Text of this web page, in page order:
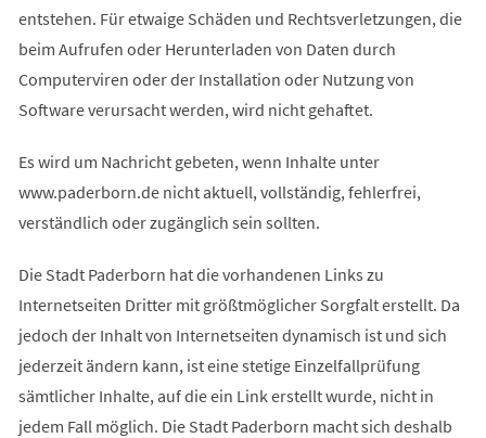
entstehen. Für etwaige Schäden und Rechtsverletzungen, die
beim Aufrufen oder Herunterladen von Daten durch
Computerviren oder der Installation oder Nutzung von
Software verursacht werden, wird nicht gehaftet.
Es wird um Nachricht gebeten, wenn Inhalte unter
www.paderborn.de nicht aktuell, vollständig, fehlerfrei,
verständlich oder zugänglich sein sollten.
Die Stadt Paderborn hat die vorhandenen Links zu
Internetseiten Dritter mit größtmöglicher Sorgfalt erstellt. Da
jedoch der Inhalt von Internetseiten dynamisch ist und sich
jederzeit ändern kann, ist eine stetige Einzelfallprüfung
sämtlicher Inhalte, auf die ein Link erstellt wurde, nicht in
jedem Fall möglich. Die Stadt Paderborn macht sich deshalb